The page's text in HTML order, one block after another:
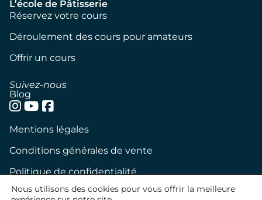
L’école de Pâtisserie
Réservez votre cours
Déroulement des cours pour amateurs
Offrir un cours
Suivez-nous
Blog
Mentions légales
Conditions générales de vente
Politique de confidentialité
Politique de cookies
Nous utilisons des cookies pour vous offrir la meilleure